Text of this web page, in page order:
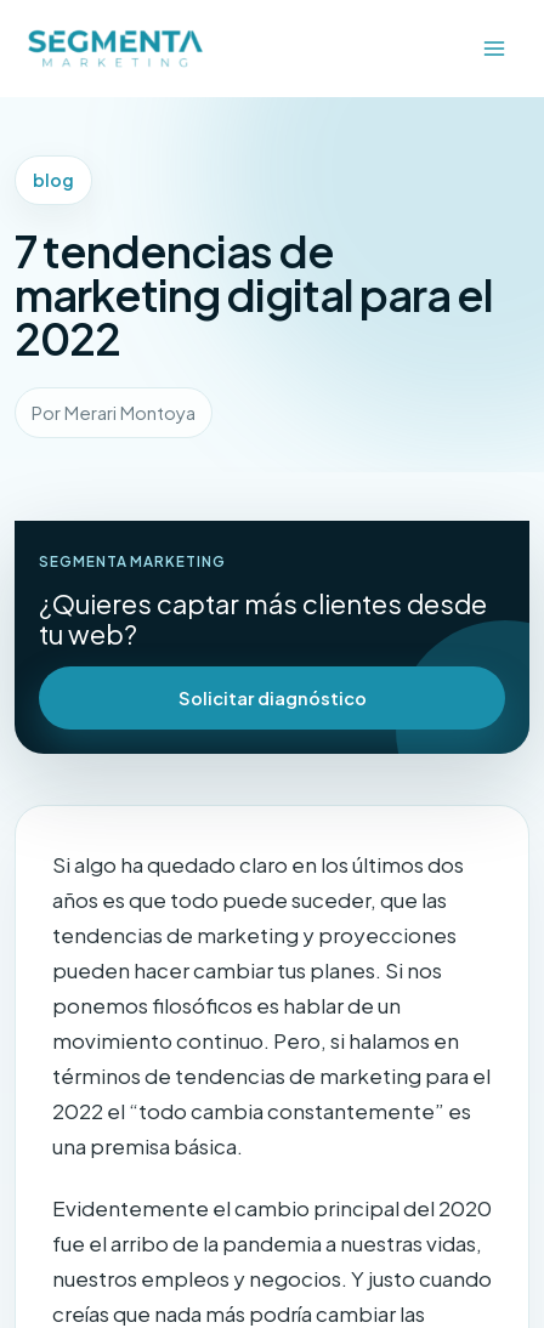
contenido
blog
7 tendencias de
marketing digital para el
2022
Por Merari Montoya
Si algo ha quedado claro en los últimos dos
años es que todo puede suceder, que las
tendencias de marketing y proyecciones
pueden hacer cambiar tus planes. Si nos
ponemos filosóficos es hablar de un
movimiento continuo. Pero, si halamos en
términos de tendencias de marketing para el
2022 el “todo cambia constantemente” es
una premisa básica.
Evidentemente el cambio principal del 2020
fue el arribo de la pandemia a nuestras vidas,
nuestros empleos y negocios. Y justo cuando
creías que nada más podría cambiar las
SEGMENTA MARKETING
¿Quieres captar más clientes desde
tu web?
Solicitar diagnóstico